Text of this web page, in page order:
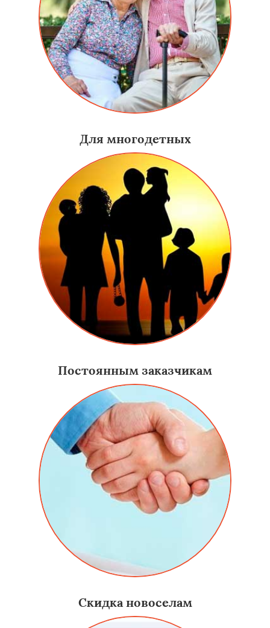
Для многодетных
Постоянным заказчикам
Скидка новоселам